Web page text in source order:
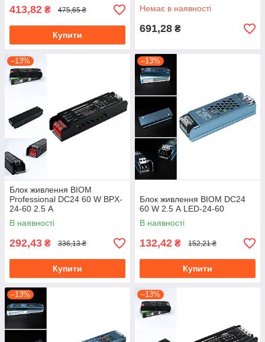
413,82 ₴ 475,65 ₴
Купити
Немає в наявності
691,28 ₴
–13%
Блок живлення BIOM
Professional DC24 60 W BPX-
24-60 2.5 А
В наявності
292,43 ₴ 336,13 ₴
Купити
–13%
Блок живлення BIOM DC24
60 W 2.5 А LED-24-60
В наявності
132,42 ₴ 152,21 ₴
Купити
–13% –13%